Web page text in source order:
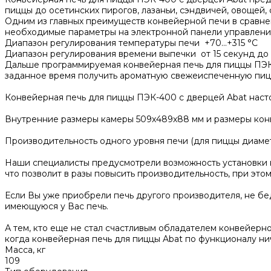
пиццы до осетинских пирогов, лазаньи, сэндвичей,
Одним из главных преимуществ конвейерной печи в
необходимые параметры на электронной панели
Диапазон регулирования температуры печи +70...+315 °C
Диапазон регулирования времени выпечки от 15 секунд до
Дальше программируемая конвейерная печь для пиццы
заданное время получить ароматную свежеиспеченную
Конвейерная печь для пиццы ПЭК-400 с дверцей Abat
Внутренние размеры камеры 509х489х88 мм и размеры
Производительность одного уровня печи (для пиццы
Наши специалисты предусмотрели возможность
что позволит в разы повысить производительность, при
Если Вы уже приобрели печь другого производителя, не
имеющуюся у Вас печь.
А тем, кто еще не стал счастливым обладателем
когда конвейерная печь для пиццы Abat по
Масса, кг
109